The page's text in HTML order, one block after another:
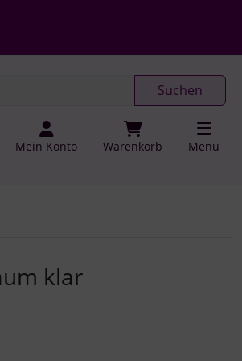
Suchen
Mein Konto Warenkorb Menü
klar
klicken Sie auf das Bild.